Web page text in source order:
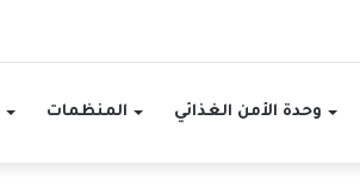
المنظمات وحدة الأمن الغذائي